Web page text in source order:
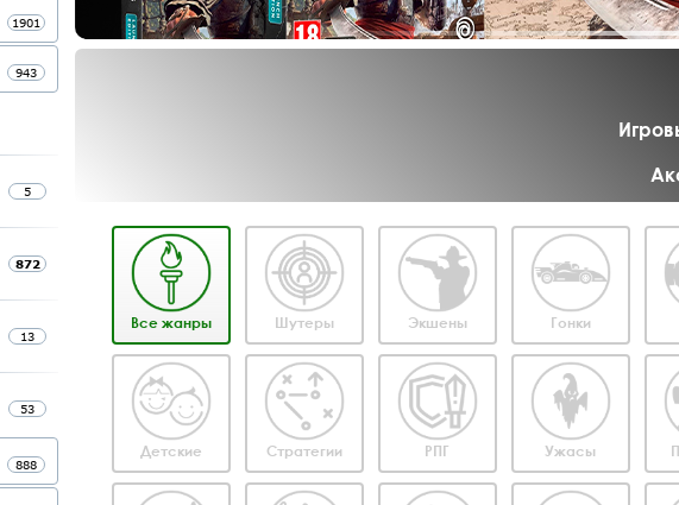
1901
943
5
872
13
53
888
Все жанры Шутеры Экшены Гонки
Детские Стратегии РПГ Ужасы